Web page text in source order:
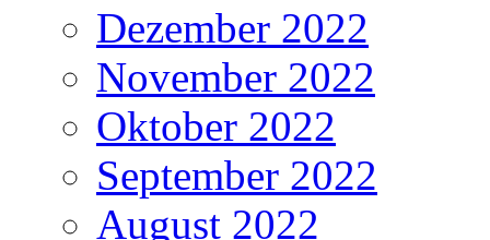
Dezember 2022
November 2022
Oktober 2022
September 2022
August 2022